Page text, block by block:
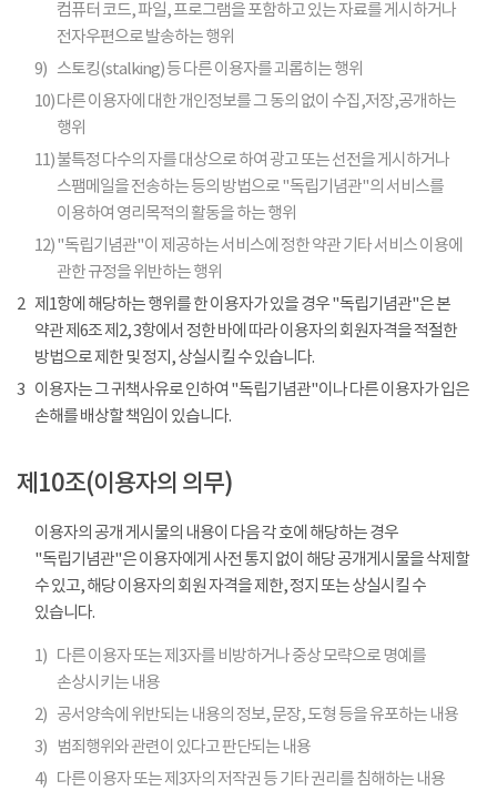
컴퓨터 코드, 파일, 프로그램을 포함하고 있는 자료를 게시하거나
전자우편으로 발송하는 행위
9) 스토킹(stalking) 등 다른 이용자를 괴롭히는 행위
10)다른 이용자에 대한 개인정보를 그 동의 없이 수집,저장,공개하는
행위
11)불특정 다수의 자를 대상으로 하여 광고 또는 선전을 게시하거나
스팸메일을 전송하는 등의 방법으로 "독립기념관"의 서비스를
이용하여 영리목적의 활동을 하는 행위
12)"독립기념관"이 제공하는 서비스에 정한 약관 기타 서비스 이용에
관한 규정을 위반하는 행위
2 제1항에 해당하는 행위를 한 이용자가 있을 경우 "독립기념관"은 본
약관 제6조 제2, 3항에서 정한 바에 따라 이용자의 회원자격을 적절한
방법으로 제한 및 정지, 상실시킬 수 있습니다.
3 이용자는 그 귀책사유로 인하여 "독립기념관"이나 다른 이용자가 입은
손해를 배상할 책임이 있습니다.
제10조(이용자의 의무)
이용자의 공개 게시물의 내용이 다음 각 호에 해당하는 경우
"독립기념관"은 이용자에게 사전 통지 없이 해당 공개게시물을 삭제할
수 있고, 해당 이용자의 회원 자격을 제한, 정지 또는 상실시킬 수
있습니다.
1) 다른 이용자 또는 제3자를 비방하거나 중상 모략으로 명예를
손상시키는 내용
2) 공서양속에 위반되는 내용의 정보, 문장, 도형 등을 유포하는 내용
3)
범죄행위와 관련이 있다고 판단되는 내용
4) 다른 이용자 또는 제3자의 저작권 등 기타 권리를 침해하는 내용